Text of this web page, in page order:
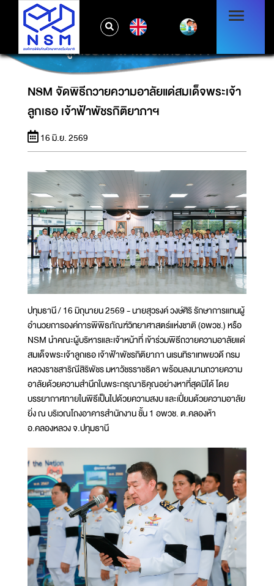
NSM จัดพิธีถวายความอาลัยแด่สมเด็จพระเจ้า
ลูกเธอ เจ้าฟ้าพัชรกิติยาภาฯ
NSM จัดพิธีถวายความอาลัยแด่สมเด็จพระเจ้า
ลูกเธอ เจ้าฟ้าพัชรกิติยาภาฯ
16 มิ.ย. 2569
ปทุมธานี / 16 มิถุนายน 2569 - นายสุวรงค์ วงษ์ศิริ รักษาการแทนผู้
อำนวยการองค์การพิพิธภัณฑ์วิทยาศาสตร์แห่งชาติ (อพวช.) หรือ
NSM นำคณะผู้บริหารและเจ้าหน้าที่ เข้าร่วมพิธีถวายความอาลัยแด่
สมเด็จพระเจ้าลูกเธอ เจ้าฟ้าพัชรกิติยาภา นเรนทิราเทพยวดี กรม
หลวงราชสาริณีสิริพัชร มหาวัชรราชธิดา พร้อมลงนามถวายความ
อาลัยด้วยความสำนึกในพระกรุณาธิคุณอย่างหาที่สุดมิได้ โดย
บรรยากาศภายในพิธีเป็นไปด้วยความสงบ และเปี่ยมด้วยความอาลัย
ยิ่ง ณ บริเวณโถงอาคารสำนักงาน ชั้น 1 อพวช. ต.คลองห้า
อ.คลองหลวง จ.ปทุมธานี